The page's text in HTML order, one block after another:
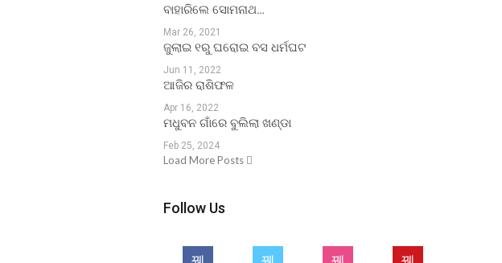
ବାହାରିଲେ ସୋମନାଥ…
Mar 26, 2021
ଜୁଲାଇ ୧ରୁ ଘରୋଇ ବସ ଧର୍ମଘଟ
Jun 11, 2022
ଆଜିର ରାଶିଫଳ
Apr 16, 2022
ମଧୁବନ ଗାଁରେ ବୁଲିଲା ଖଣ୍ଡା
Feb 25, 2024
Load More Posts
Follow Us